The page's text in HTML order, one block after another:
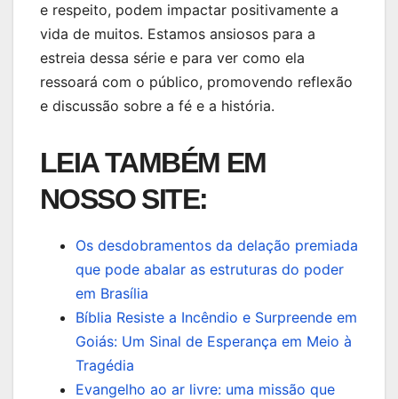
e respeito, podem impactar positivamente a
vida de muitos. Estamos ansiosos para a
estreia dessa série e para ver como ela
ressoará com o público, promovendo reflexão
e discussão sobre a fé e a história.
LEIA TAMBÉM EM
NOSSO SITE:
Os desdobramentos da delação premiada
que pode abalar as estruturas do poder
em Brasília
Bíblia Resiste a Incêndio e Surpreende em
Goiás: Um Sinal de Esperança em Meio à
Tragédia
Evangelho ao ar livre: uma missão que